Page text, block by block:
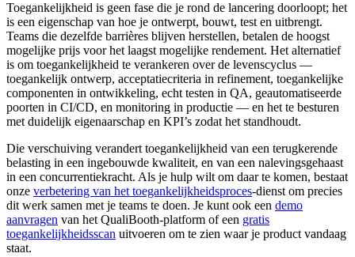
Toegankelijkheid is geen fase die je rond de lancering doorloopt; het
is een eigenschap van hoe je ontwerpt, bouwt, test en uitbrengt.
Teams die dezelfde barrières blijven herstellen, betalen de hoogst
mogelijke prijs voor het laagst mogelijke rendement. Het alternatief
is om toegankelijkheid te verankeren over de levenscyclus —
toegankelijk ontwerp, acceptatiecriteria in refinement, toegankelijke
componenten in ontwikkeling, echt testen in QA, geautomatiseerde
poorten in CI/CD, en monitoring in productie — en het te besturen
met duidelijk eigenaarschap en KPI’s zodat het standhoudt.
Die verschuiving verandert toegankelijkheid van een terugkerende
belasting in een ingebouwde kwaliteit, en van een nalevingsgehaast
in een concurrentiekracht. Als je hulp wilt om daar te komen, bestaat
onze verbetering van het toegankelijkheidsproces-dienst om precies
dit werk samen met je teams te doen. Je kunt ook een demo
aanvragen van het QualiBooth-platform of een gratis
toegankelijkheidsscan uitvoeren om te zien waar je product vandaag
staat.